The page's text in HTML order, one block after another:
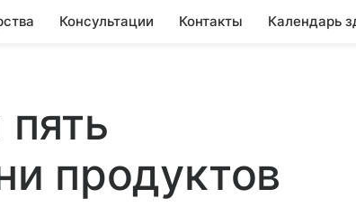
Консультации Контакты Календарь
продуктов